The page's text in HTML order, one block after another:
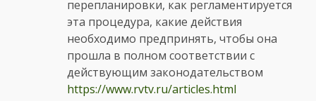
перепланировки, как регламентируется
эта процедура, какие действия
необходимо предпринять, чтобы она
прошла в полном соответствии с
действующим законодательством
https://www.rvtv.ru/articles.html